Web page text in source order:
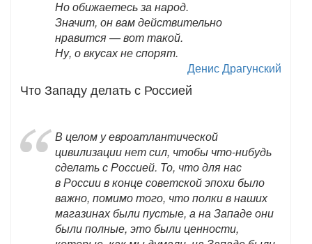
Но обижаетесь за народ.
Значит, он вам действительно
нравится — вот такой.
Ну, о вкусах не спорят.
Денис Драгунский
Что Западу делать с Россией
В целом у евроатлантической
цивилизации нет сил, чтобы что-нибудь
сделать с Россией. То, что для нас
в России в конце советской эпохи было
важно, помимо того, что полки в наших
магазинах были пустые, а на Западе они
были полные, это были ценности,